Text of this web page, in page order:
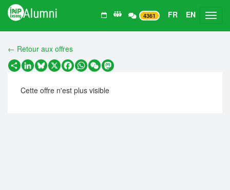
4361 FR EN
← Retour aux offres
PartagerLinkedIn
Bluesky
X Facebook
WhatsApp
WeChatMastodon
Cette offre n'est plus visible